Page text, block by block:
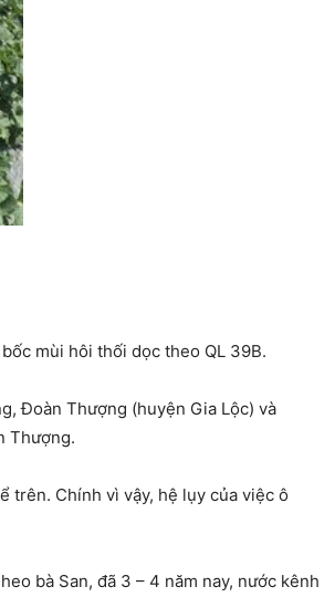
mùi hôi thối dọc theo QL 39B.
Đoàn Thượng (huyện Gia Lộc) và
Thượng.
trên. Chính vì vậy, hệ lụy của việc ô
bà San, đã 3 – 4 năm nay, nước kênh